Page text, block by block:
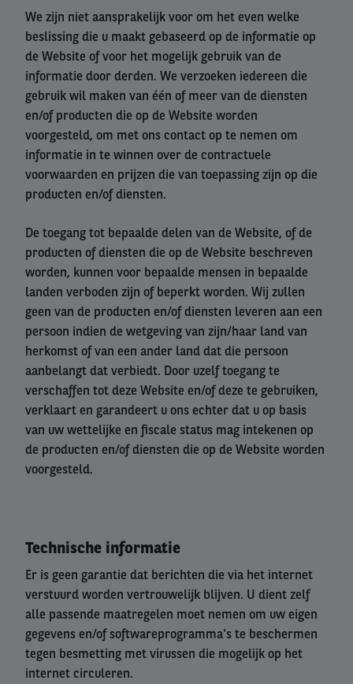
We zijn niet aansprakelijk voor om het even welke
beslissing die u maakt gebaseerd op de informatie op
de Website of voor het mogelijk gebruik van de
informatie door derden. We verzoeken iedereen die
gebruik wil maken van één of meer van de diensten
en/of producten die op de Website worden
voorgesteld, om met ons contact op te nemen om
informatie in te winnen over de contractuele
voorwaarden en prijzen die van toepassing zijn op die
producten en/of diensten.
De toegang tot bepaalde delen van de Website, of de
producten of diensten die op de Website beschreven
worden, kunnen voor bepaalde mensen in bepaalde
landen verboden zijn of beperkt worden. Wij zullen
geen van de producten en/of diensten leveren aan een
persoon indien de wetgeving van zijn/haar land van
herkomst of van een ander land dat die persoon
aanbelangt dat verbiedt. Door uzelf toegang te
verschaffen tot deze Website en/of deze te gebruiken,
verklaart en garandeert u ons echter dat u op basis
van uw wettelijke en fiscale status mag intekenen op
de producten en/of diensten die op de Website worden
voorgesteld.
Technische informatie
Er is geen garantie dat berichten die via het internet
verstuurd worden vertrouwelijk blijven. U dient zelf
alle passende maatregelen moet nemen om uw eigen
gegevens en/of softwareprogramma's te beschermen
tegen besmetting met virussen die mogelijk op het
internet circuleren.